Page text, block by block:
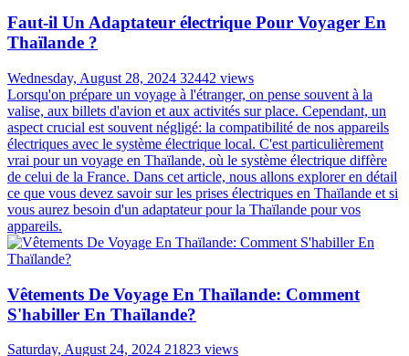
Faut-il Un Adaptateur électrique Pour Voyager En
Thaïlande ?
Wednesday, August 28, 2024 32442 views
Lorsqu'on prépare un voyage à l'étranger, on pense souvent à la
valise, aux billets d'avion et aux activités sur place. Cependant, un
aspect crucial est souvent négligé: la compatibilité de nos appareils
électriques avec le système électrique local. C'est particulièrement
vrai pour un voyage en Thaïlande, où le système électrique diffère
de celui de la France. Dans cet article, nous allons explorer en détail
ce que vous devez savoir sur les prises électriques en Thaïlande et si
vous aurez besoin d'un adaptateur pour la Thaïlande pour vos
appareils.
Vêtements De Voyage En Thaïlande: Comment
S'habiller En Thaïlande?
Saturday, August 24, 2024 21823 views